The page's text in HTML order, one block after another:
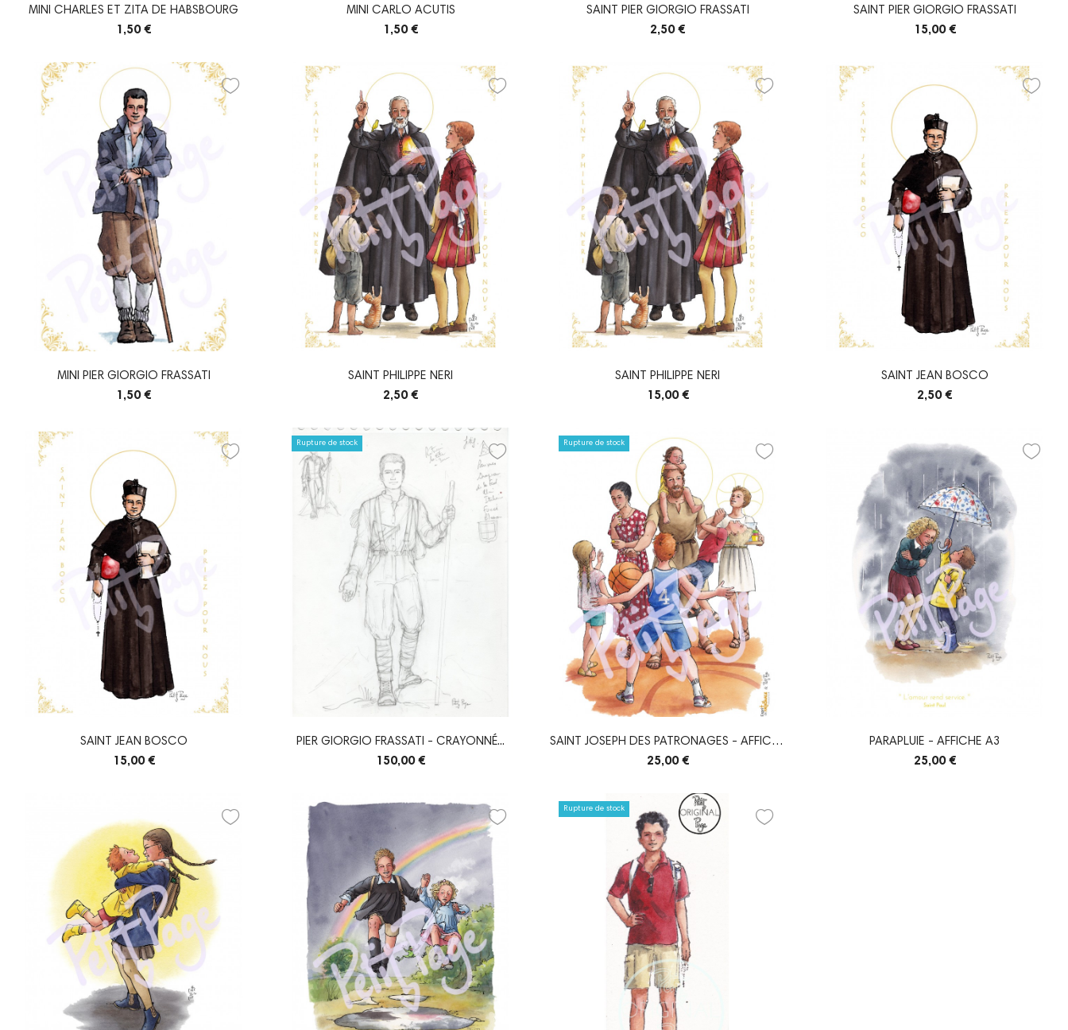
MINI CHARLES ET ZITA DE HABSBOURG
1,50 €
MINI CARLO ACUTIS
1,50 €
SAINT PIER GIORGIO FRASSATI
2,50 €
SAINT PIER GIORGIO FRASSATI
15,00 €
MINI PIER GIORGIO FRASSATI
1,50 €
SAINT PHILIPPE NERI
2,50 €
SAINT PHILIPPE NERI
15,00 €
SAINT JEAN BOSCO
2,50 €
SAINT JEAN BOSCO
15,00 €
Rupture de stock
PIER GIORGIO FRASSATI - CRAYONNÉ...
150,00 €
Rupture de stock
SAINT JOSEPH DES PATRONAGES - AFFICHE
A3
25,00 €
PARAPLUIE - AFFICHE A3
25,00 €
Rupture de stock